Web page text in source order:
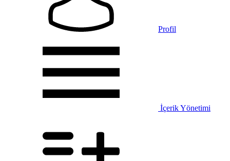
Profil
İçerik Yönetimi